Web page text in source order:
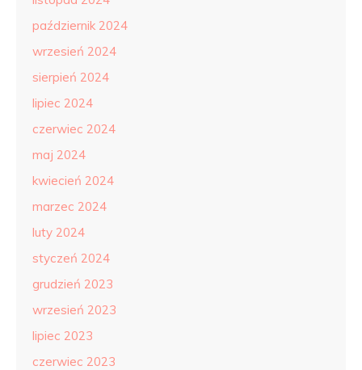
październik 2024
wrzesień 2024
sierpień 2024
lipiec 2024
czerwiec 2024
maj 2024
kwiecień 2024
marzec 2024
luty 2024
styczeń 2024
grudzień 2023
wrzesień 2023
lipiec 2023
czerwiec 2023